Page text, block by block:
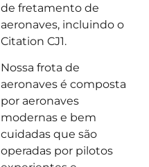
de fretamento de
aeronaves, incluindo o
Citation CJ1.
Nossa frota de
aeronaves é composta
por aeronaves
modernas e bem
cuidadas que são
operadas por pilotos